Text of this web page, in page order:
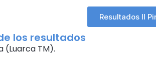
Resultados II
los resultados
(Luarca TM).